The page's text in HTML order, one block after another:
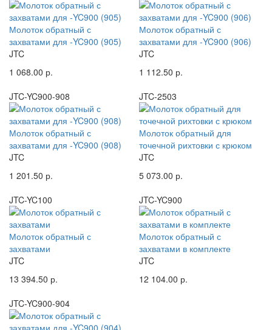
Молоток обратный с
захватами для -YC900 (905)
JTC
1 068.00 р.
Молоток обратный с
захватами для -YC900 (906)
JTC
1 112.50 р.
JTC-YC900-908
Молоток обратный с
захватами для -YC900 (908)
JTC
1 201.50 р.
JTC-2503
Молоток обратный для
точечной рихтовки с крюком
JTC
5 073.00 р.
JTC-YC100
Молоток обратный с
захватами
JTC
13 394.50 р.
JTC-YC900
Молоток обратный с
захватами в комплекте
JTC
12 104.00 р.
JTC-YC900-904